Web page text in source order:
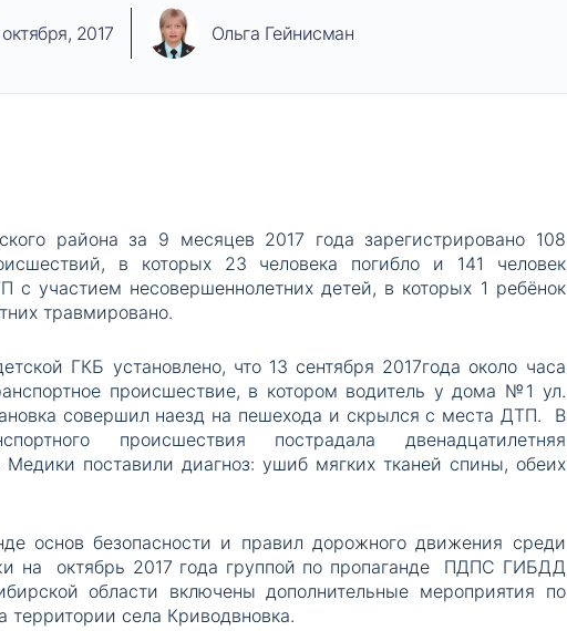
октября, 2017 Ольга Гейнисман
района за 9 месяцев 2017 года зарегистрировано 108
в которых 23 человека погибло и 141 человек
с участием несовершеннолетних детей, в которых 1 ребёнок
травмировано.
ГКБ установлено, что 13 сентября 2017года около часа
происшествие, в котором водитель у дома №1 ул.
совершил наезд на пешехода и скрылся с места ДТП. В
происшествия пострадала двенадцатилетняя
поставили диагноз: ушиб мягких тканей спины, обеих
основ безопасности и правил дорожного движения среди
на октябрь 2017 года группой по пропаганде ПДПС ГИБДД
области включены дополнительные мероприятия по
территории села Криводвновка.